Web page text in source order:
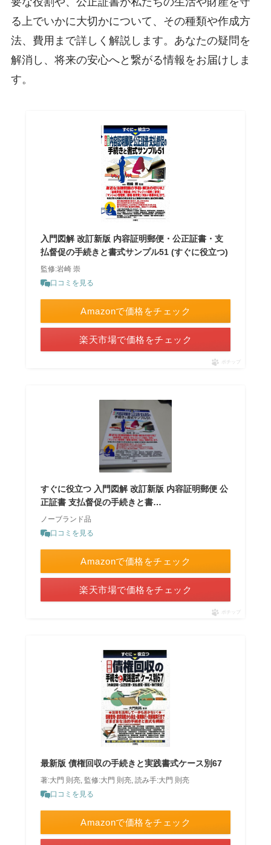
る上でいかに大切かについて、その種類や作成方
法、費用まで詳しく解説します。あなたの疑問を
解消し、将来の安心へと繋がる情報をお届けしま
す。
入門図解 改訂新版 内容証明郵便・公正証書・支
払督促の手続きと書式サンプル51 (すぐに役立つ)
監修:岩崎 崇
口コミを見る
Amazonで価格をチェック
楽天市場で価格をチェック
ポチップ
すぐに役立つ 入門図解 改訂新版 内容証明郵便 公
正証書 支払督促の手続きと書…
ノーブランド品
口コミを見る
Amazonで価格をチェック
楽天市場で価格をチェック
ポチップ
最新版 債権回収の手続きと実践書式ケース別67
著:大門 則亮, 監修:大門 則亮, 読み手:大門 則亮
口コミを見る
Amazonで価格をチェック